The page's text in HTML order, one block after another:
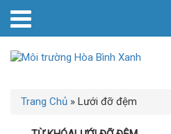
Trang Chủ » Lưới đỡ đệm